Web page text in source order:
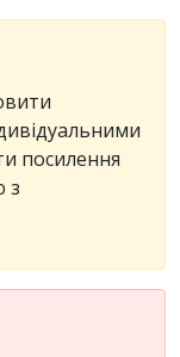
посилення
з